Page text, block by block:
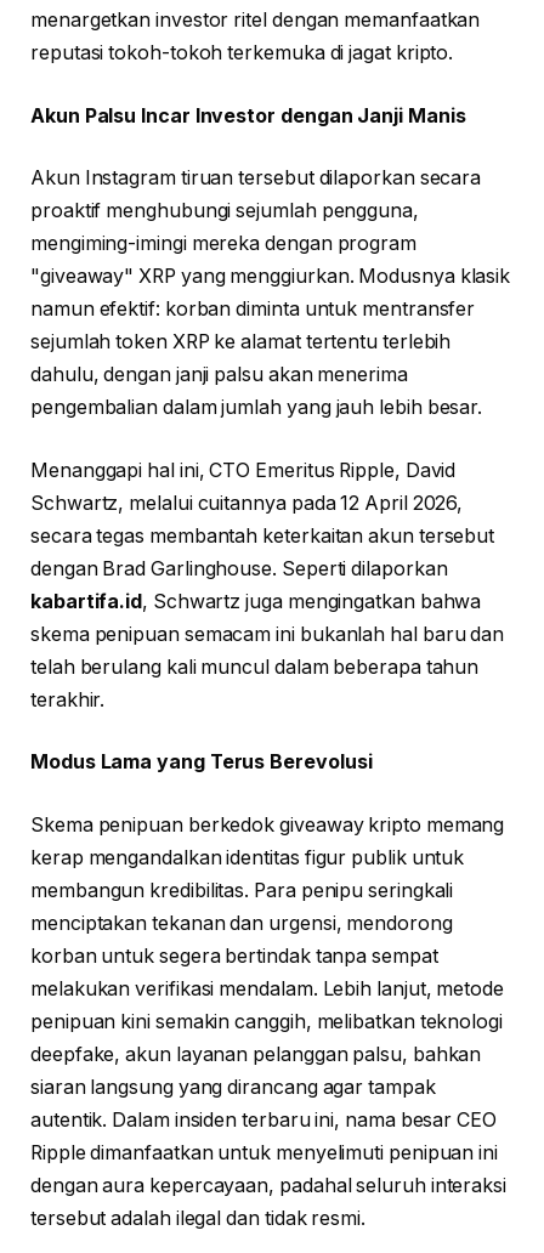
menargetkan investor ritel dengan memanfaatkan
reputasi tokoh-tokoh terkemuka di jagat kripto.
Akun Palsu Incar Investor dengan Janji Manis
Akun Instagram tiruan tersebut dilaporkan secara
proaktif menghubungi sejumlah pengguna,
mengiming-imingi mereka dengan program
"giveaway" XRP yang menggiurkan. Modusnya klasik
namun efektif: korban diminta untuk mentransfer
sejumlah token XRP ke alamat tertentu terlebih
dahulu, dengan janji palsu akan menerima
pengembalian dalam jumlah yang jauh lebih besar.
Menanggapi hal ini, CTO Emeritus Ripple, David
Schwartz, melalui cuitannya pada 12 April 2026,
secara tegas membantah keterkaitan akun tersebut
dengan Brad Garlinghouse. Seperti dilaporkan
kabartifa.id, Schwartz juga mengingatkan bahwa
skema penipuan semacam ini bukanlah hal baru dan
telah berulang kali muncul dalam beberapa tahun
terakhir.
Modus Lama yang Terus Berevolusi
Skema penipuan berkedok giveaway kripto memang
kerap mengandalkan identitas figur publik untuk
membangun kredibilitas. Para penipu seringkali
menciptakan tekanan dan urgensi, mendorong
korban untuk segera bertindak tanpa sempat
melakukan verifikasi mendalam. Lebih lanjut, metode
penipuan kini semakin canggih, melibatkan teknologi
deepfake, akun layanan pelanggan palsu, bahkan
siaran langsung yang dirancang agar tampak
autentik. Dalam insiden terbaru ini, nama besar CEO
Ripple dimanfaatkan untuk menyelimuti penipuan ini
dengan aura kepercayaan, padahal seluruh interaksi
tersebut adalah ilegal dan tidak resmi.